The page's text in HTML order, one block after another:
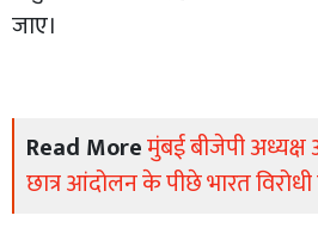
जाए।
Read Moreमुंबई बीजेपी अध्यक्ष
छात्र आंदोलन के पीछे भारत विरोधी